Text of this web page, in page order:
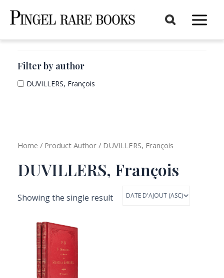
Main
Filter by author
DUVILLERS, François
Home / Product Author / DUVILLERS, François
DUVILLERS, François
Showing the single result